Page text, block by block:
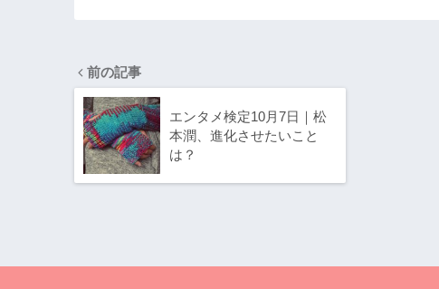
前の記事
エンタメ検定10月7日｜松
本潤、進化させたいこと
は？